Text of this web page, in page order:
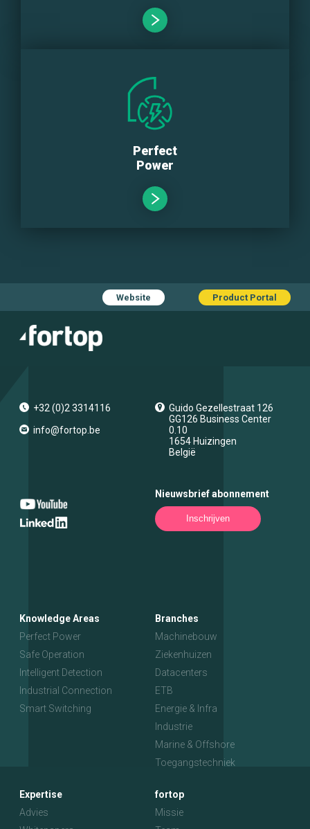
Perfect
Power
Website Product Portal
+32 (0)2 3314116
info@fortop.be
Guido Gezellestraat 126
GG126 Business Center
0.10
1654 Huizingen
België
Nieuwsbrief abonnement
Inschrijven
Knowledge Areas
Perfect Power
Safe Operation
Intelligent Detection
Industrial Connection
Smart Switching
Branches
Machinebouw
Ziekenhuizen
Datacenters
ETB
Energie & Infra
Industrie
Marine & Offshore
Toegangstechniek
Expertise
Advies
fortop
Missie